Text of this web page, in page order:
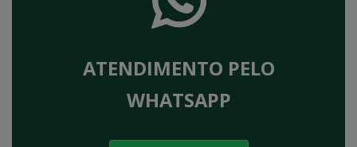
ATENDIMENTO PELO
WHATSAPP